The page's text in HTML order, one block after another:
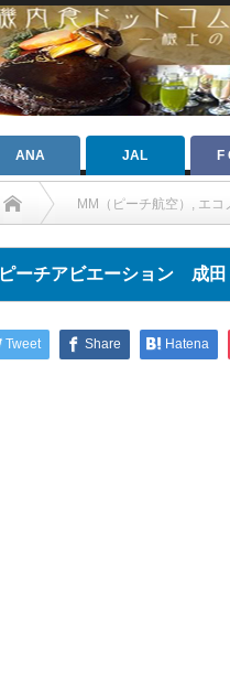
ANA JAL F
MM（ピーチ航空） , エコ
ピーチアビエーション 成
Tweet Share Hatena